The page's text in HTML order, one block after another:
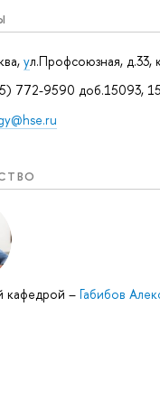
ул.Профсоюзная, д.33,
772-9590 доб.15093,
кафедрой – Габибов